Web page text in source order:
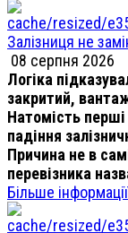
Залізниця не
08 серпня 2026
Логіка
закритий,
Натомість
падіння
Причина не в
перевізника
Більше інформації